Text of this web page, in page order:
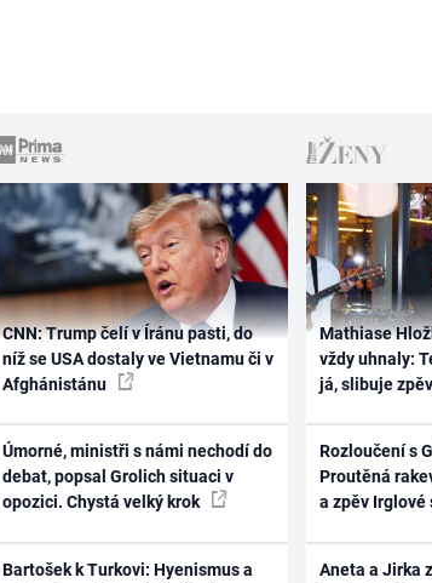
CNN: Trump čelí v Íránu pasti, do
níž se USA dostaly ve Vietnamu či v
Afghánistánu
Úmorné, ministři s námi nechodí do
debat, popsal Grolich situaci v
opozici. Chystá velký krok
Bartošek k Turkovi: Hyenismus a
Mathiase
vždy uhnaly:
já, slibuje
Rozloučení s
Proutěná
a zpěv Irglové
Aneta a Jirka